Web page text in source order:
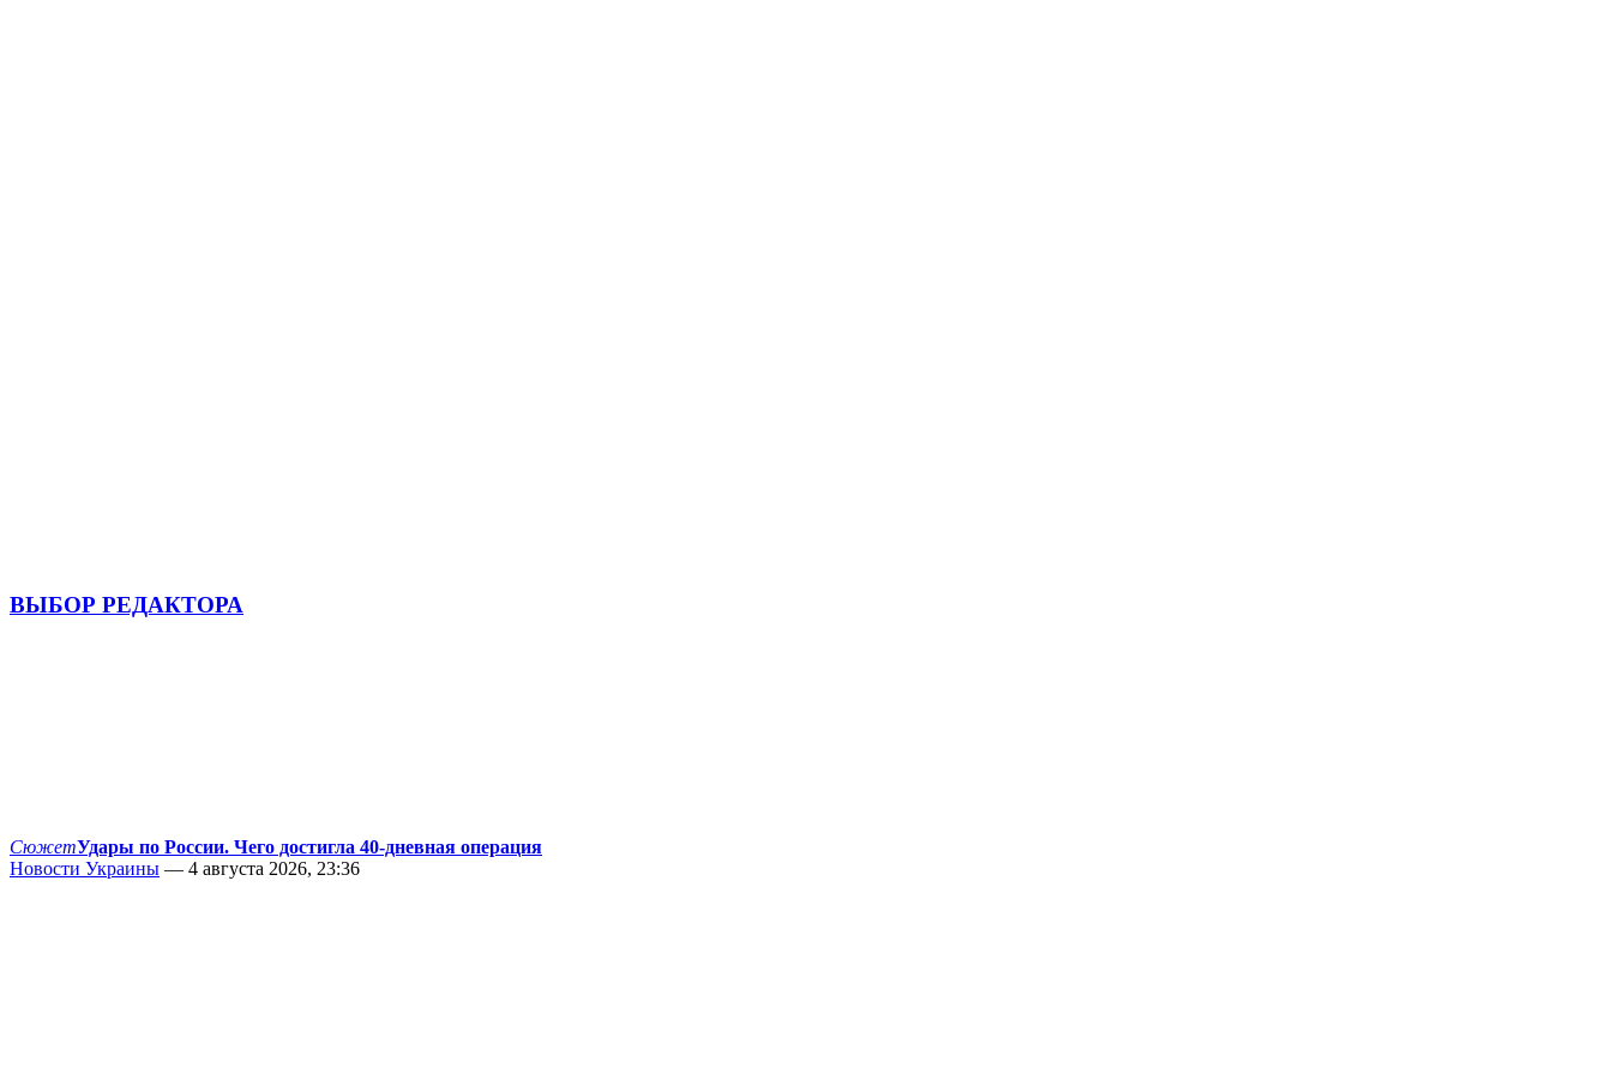
ВЫБОР РЕДАКТОРА
СюжетУдары по России. Чего достигла 40-дневная операция
Новости Украины — 4 августа 2026, 23:36